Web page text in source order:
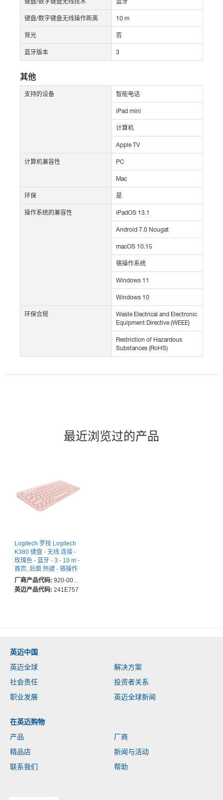
键盘/数字键盘无线操作距离 10 m
背光 否
蓝牙版本 3
其他
支持的设备 智能电话
iPad mini
计算机
Apple TV
计算机兼容性 PC
Mac
环保 是
操作系统的兼容性 iPadOS 13.1
Android 7.0 Nougat
macOS 10.15
铬操作系统
Windows 11
Windows 10
环保合规
Waste Electrical and Electronic
Equipment Directive (WEEE)
Restriction of Hazardous
Substances (RoHS)
最近浏览过的产品
Logitech 罗技 Logitech
K380 键盘 - 无线 连接 -
玫瑰色 - 蓝牙 - 3 - 10 m -
首页, 后面 热键 - 铬操作
系统 - 计算机, 智能电话,
iPad mini, Apple TV - PC,
Mac - AAA 支持的电池尺
厂商产品代码: 920-009164
英迈产品代码: 241E757
英迈中国
英迈全球
解决方案
社会责任
投资者关系
职业发展
英迈全球新闻
在英迈购物
产品
厂商
精品店
新闻与活动
联系我们
帮助